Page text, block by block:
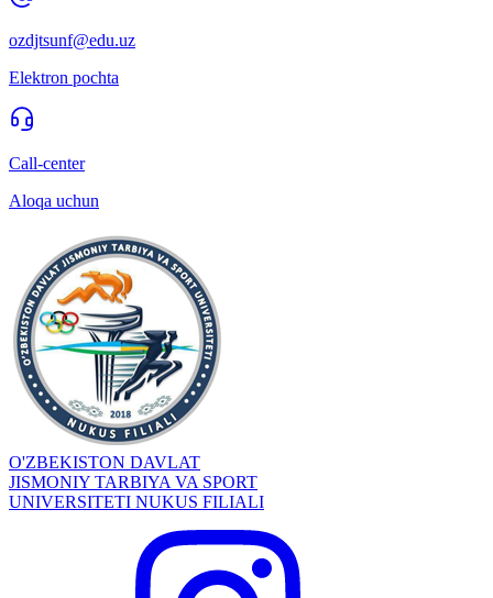
ozdjtsunf@edu.uz
Elektron pochta
Call-center
Aloqa uchun
O'ZBEKISTON DAVLAT
JISMONIY TARBIYA VA SPORT
UNIVERSITETI NUKUS FILIALI